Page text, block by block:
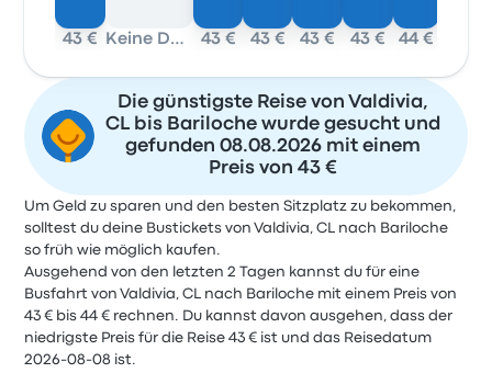
43 € Keine Daten 43 € 43 € 43 € 43 € 44 €
Die günstigste Reise von Valdivia,
CL bis Bariloche wurde gesucht und
gefunden 08.08.2026 mit einem
Preis von 43 €
Um Geld zu sparen und den besten Sitzplatz zu bekommen,
solltest du deine Bustickets von Valdivia, CL nach Bariloche
so früh wie möglich kaufen.
Ausgehend von den letzten 2 Tagen kannst du für eine
Busfahrt von Valdivia, CL nach Bariloche mit einem Preis von
43 € bis 44 € rechnen. Du kannst davon ausgehen, dass der
niedrigste Preis für die Reise 43 € ist und das Reisedatum
2026-08-08 ist.